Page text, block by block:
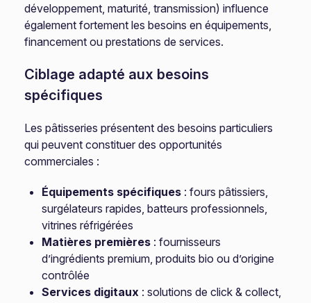
développement, maturité, transmission) influence
également fortement les besoins en équipements,
financement ou prestations de services.
Ciblage adapté aux besoins
spécifiques
Les pâtisseries présentent des besoins particuliers
qui peuvent constituer des opportunités
commerciales :
Équipements spécifiques : fours pâtissiers,
surgélateurs rapides, batteurs professionnels,
vitrines réfrigérées
Matières premières : fournisseurs
d’ingrédients premium, produits bio ou d’origine
contrôlée
Services digitaux : solutions de click & collect,